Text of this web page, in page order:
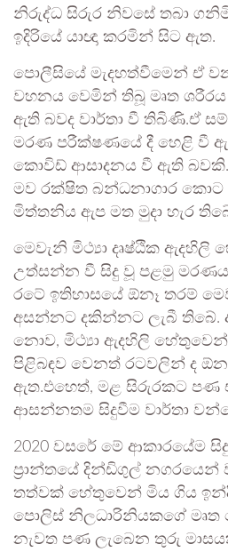
නිරුද්ධ සිරුර නිවසේ තබා
ඉදිරියේ යාඥා කරමින් සිට ඇත.
පොලීසියේ මැදහත්වීමෙන් ඒ
වහනය වෙමින් තිබූ මෘත
ඇති බවද වාර්තා වී තිබිණි.ඒ
මරණ පරීක්ෂණයේ දී හෙළි වී
කොවිඩ් ආසාදනය වී ඇති
මව රක්ෂිත බන්ධනාගාර කොට
මිත්තනිය ඇප මත මුදා හැර
මෙවැනි මිථ්‍යා දෘෂ්ඨික
උත්සන්න වී සිදු වූ පළමු
රටේ ඉතිහාසයේ ඕනෑ තරම්
අසන්නට දකින්නට ලැබී තිබේ.
නොව, මිථ්‍යා ඇදහිලි
පිළිබ‍ඳව වෙනත් රටවලින් ද
ඇත.එහෙත්, මළ සිරුරකට පණ
ආසන්නතම සිදුවීම වාර්තා
2020 වසරේ මේ ආකාරයේම
ප්‍රාන්තයේ දින්ඩිගුල් නගරයෙන්
තත්වක් හේතුවෙන් මිය ගිය
පොලිස් නිලධාරිනියකගේ මෘත
නැවත පණ ලැබෙන තුරු